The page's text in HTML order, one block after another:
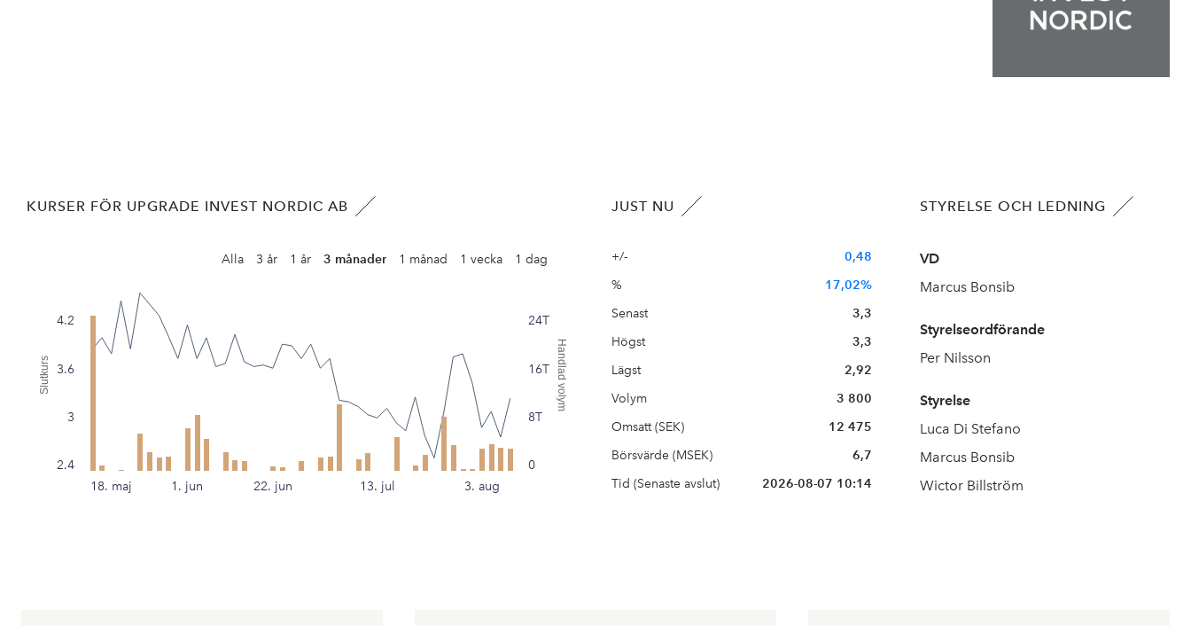
KURSER FÖR UPGRADE INVEST NORDIC AB
Alla 3 år 1 år 3 månader 1 månad 1 vecka 1 dag
Slutkurs Handlad volym
22. jun 3. aug
18. maj 1. jun 13. jul
2.4
3
3.6
4.2
0
8T
16T
24T
JUST NU
+/-
0,48
%
17,02%
Senast
3,3
Högst
3,3
Lägst
2,92
Volym
3 800
Omsatt (SEK)
12 475
Börsvärde (MSEK)
6,7
Tid (Senaste avslut)
2026-08-07 10:14
STYRELSE OCH LEDNING
VD
Marcus Bonsib
Styrelseordförande
Per Nilsson
Styrelse
Luca Di Stefano
Marcus Bonsib
Wictor Billström